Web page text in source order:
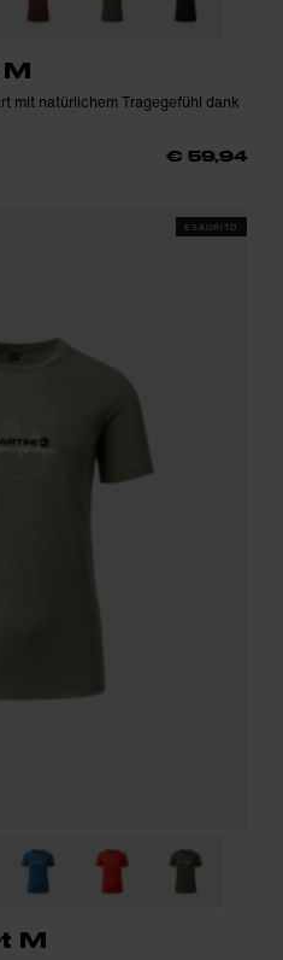
mit natürlichem Tragegefühl dank
€ 59,94
ESAURITO
M